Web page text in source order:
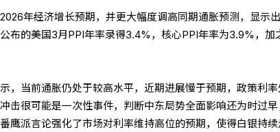
年经济增长预期，并更大幅度调高同期通胀预测，显示
布的美国3月PPI年率录得3.4%，核心PPI年率为3.9%，加
，当前通胀仍处于较高水平，近期进展慢于预期，政策利
击很可能是一次性事件，判断中东局势全面影响还为时过
鹰派言论强化了市场对利率维持高位的预期，使得白银持